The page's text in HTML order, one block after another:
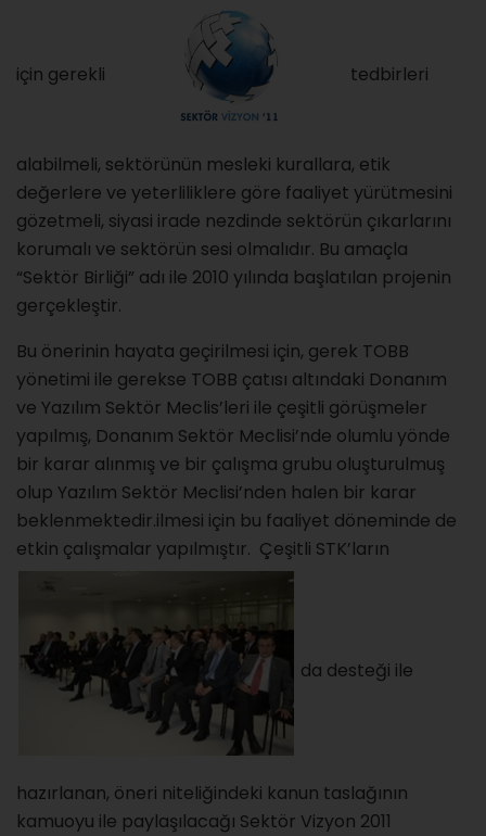
için gerekli tedbirleri
alabilmeli, sektörünün mesleki kurallara, etik
değerlere ve yeterliliklere göre faaliyet yürütmesini
gözetmeli, siyasi irade nezdinde sektörün çıkarlarını
korumalı ve sektörün sesi olmalıdır. Bu amaçla
“Sektör Birliği” adı ile 2010 yılında başlatılan projenin
gerçekleştir.
Bu önerinin hayata geçirilmesi için, gerek TOBB
yönetimi ile gerekse TOBB çatısı altındaki Donanım
ve Yazılım Sektör Meclis’leri ile çeşitli görüşmeler
yapılmış, Donanım Sektör Meclisi’nde olumlu yönde
bir karar alınmış ve bir çalışma grubu oluşturulmuş
olup Yazılım Sektör Meclisi’nden halen bir karar
beklenmektedir.ilmesi için bu faaliyet döneminde de
etkin çalışmalar yapılmıştır. Çeşitli STK’ların
da desteği ile
hazırlanan, öneri niteliğindeki kanun taslağının
kamuoyu ile paylaşılacağı Sektör Vizyon 2011